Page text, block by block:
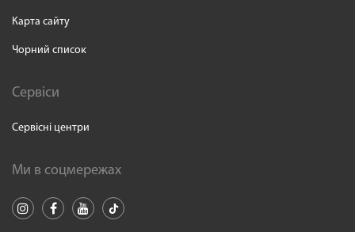
Карта сайту
Чорний список
Сервіси
Сервісні центри
Ми в соцмережах